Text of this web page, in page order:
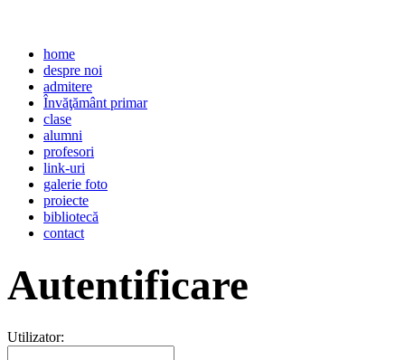
home
despre noi
admitere
Învăţământ primar
clase
alumni
profesori
link-uri
galerie foto
proiecte
bibliotecă
contact
Autentificare
Utilizator: